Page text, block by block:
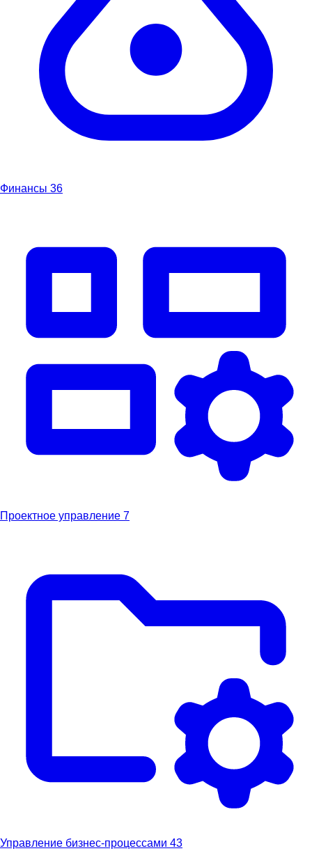
Финансы 36
Проектное управление 7
Управление бизнес-процессами 43